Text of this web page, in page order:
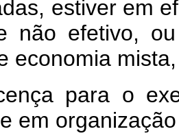
estiver em
não efetivo,
economia
para o
em